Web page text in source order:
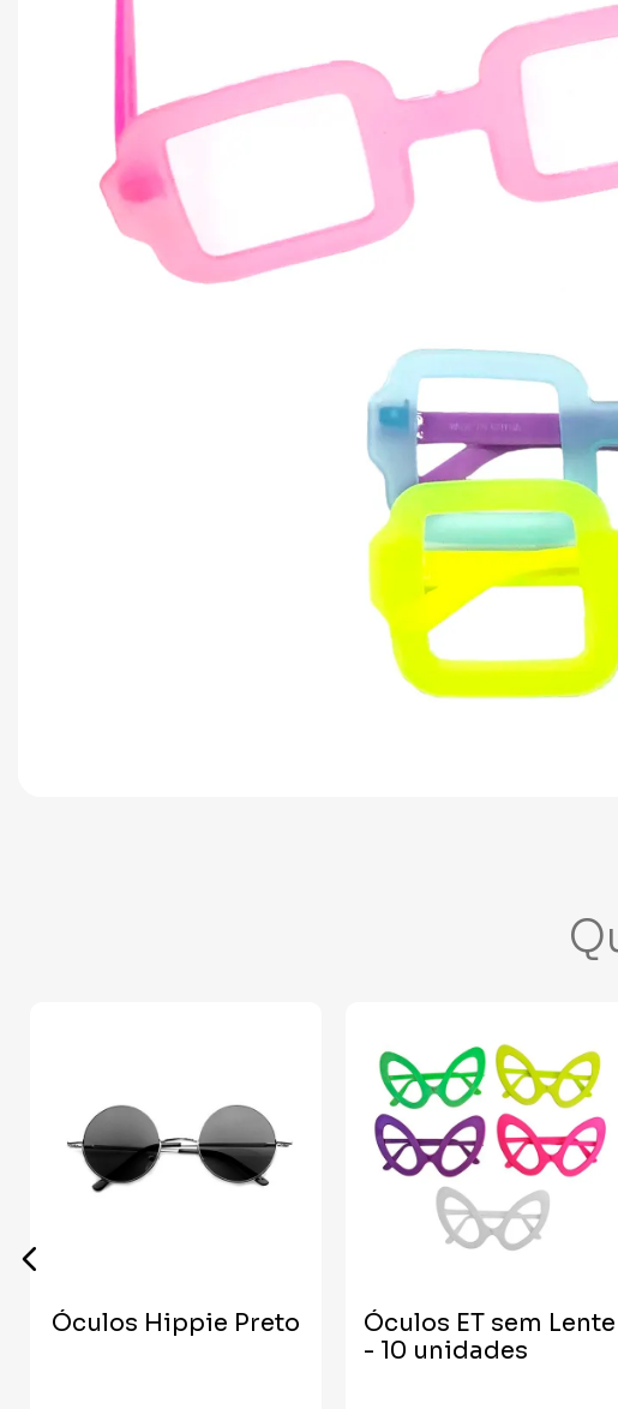
10º
Óculos Hippie Preto
Óculos ET sem Lente
- 10 unidades